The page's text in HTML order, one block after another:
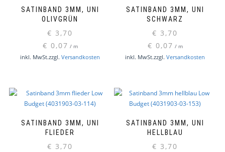
SATINBAND 3MM, UNI
OLIVGRÜN
€ 3,70
€ 0,07 / m
inkl. MwSt.zzgl. Versandkosten
SATINBAND 3MM, UNI
SCHWARZ
€ 3,70
€ 0,07 / m
inkl. MwSt.zzgl. Versandkosten
SATINBAND 3MM, UNI
FLIEDER
€ 3,70
SATINBAND 3MM, UNI
HELLBLAU
€ 3,70